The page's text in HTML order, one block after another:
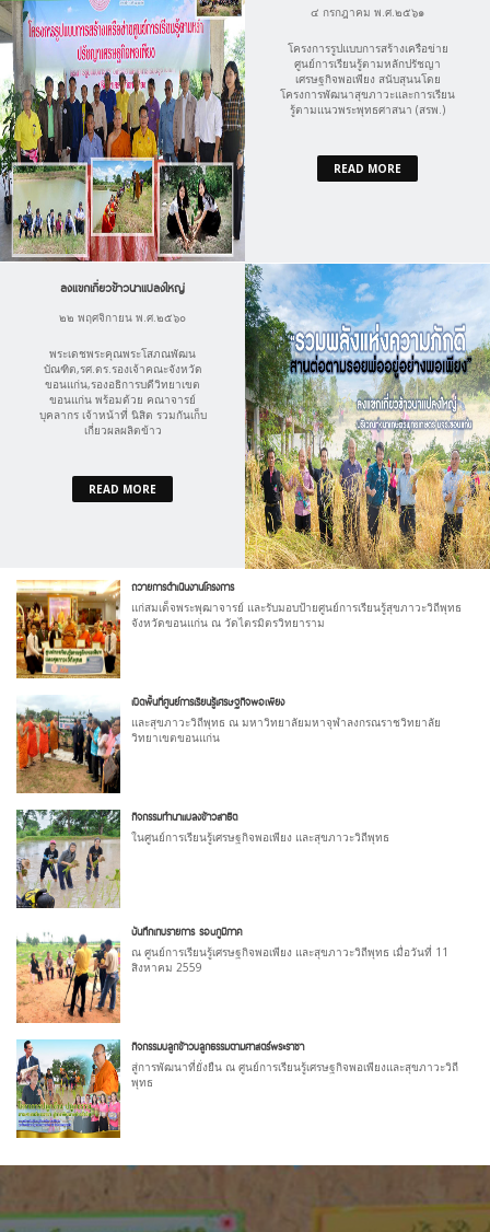
๔ กรกฎาคม พ.ศ.๒๕๖๑
โครงการรูปแบบการสร้างเครือข่าย
ศูนย์การเรียนรู้ตามหลักปรัชญา
เศรษฐกิจพอเพียง สนับสุนนโดย
โครงการพัฒนาสุขภาวะและการเรียน
รู้ตามแนวพระพุทธศาสนา (สรพ.)
READ MORE
ลงแขกเกี่ยวข้าวนาแปลงใหญ่
๒๒ พฤศจิกายน พ.ศ.๒๕๖๐
พระเดชพระคุณพระโสภณพัฒน
บัณฑิต,รศ.ดร.รองเจ้าคณะจังหวัด
ขอนแก่น,รองอธิการบดีวิทยาเขต
ขอนแก่น พร้อมด้วย คณาจารย์
บุคลากร เจ้าหน้าที่ นิสิต รวมกันเก็บ
เกี่ยวผลผลิตข้าว
READ MORE
ถวายการดำเนินงานโครงการ
แก่สมเด็จพระพุฒาจารย์ และรับมอบป้ายศูนย์การเรียนรู้สุขภาวะวิถีพุทธ
จังหวัดขอนแก่น ณ วัดไตรมิตรวิทยาราม
เปิดพื้นที่ศูนย์การเรียนรู้เศรษฐกิจพอเพียง
และสุขภาวะวิถีพุทธ ณ มหาวิทยาลัยมหาจุฬาลงกรณราชวิทยาลัย
วิทยาเขตขอนแก่น
กิจกรรมทำนาแปลงข้าวสาธิต
ในศูนย์การเรียนรู้เศรษฐกิจพอเพียง และสุขภาวะวิถีพุทธ
บันทึกเทปรายการ รอบภูมิภาค
ณ ศูนย์การเรียนรู้เศรษฐกิจพอเพียง และสุขภาวะวิถีพุทธ เมื่อวันที่ 11
สิงหาคม 2559
กิจกรรมปลูกข้าวปลูกธรรมตามศาสตร์พระราชา
สู่การพัฒนาที่ยั่งยืน ณ ศูนย์การเรียนรู้เศรษฐกิจพอเพียงและสุขภาวะวิถี
พุทธ